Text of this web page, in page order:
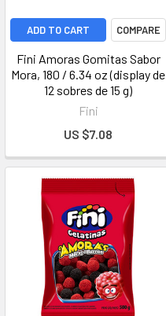
ADD TO CART COMPARE
Fini Amoras Gomitas Sabor
Mora, 180 / 6.34 oz (display de
12 sobres de 15 g)
Fini
US $7.08